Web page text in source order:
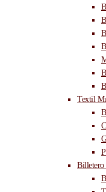
Textil
Billetero